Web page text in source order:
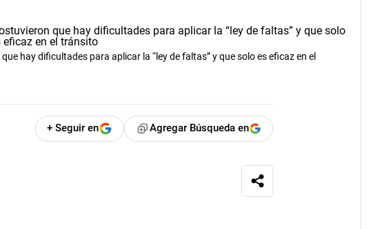
hay dificultades para aplicar la “ley de faltas” y que solo es eficaz en el
+ Seguir en Agregar Búsqueda en